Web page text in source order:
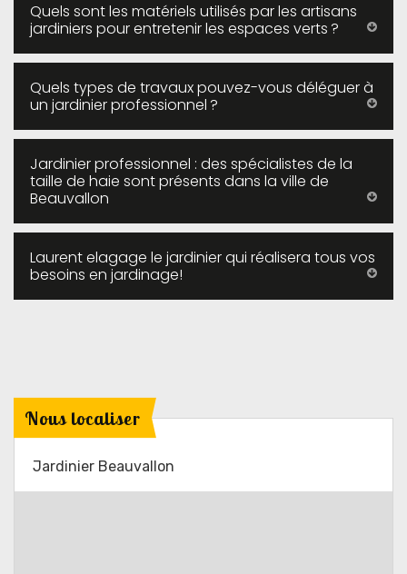
Quels sont les matériels utilisés par les artisans
jardiniers pour entretenir les espaces verts ?
Quels types de travaux pouvez-vous déléguer à
un jardinier professionnel ?
Jardinier professionnel : des spécialistes de la
taille de haie sont présents dans la ville de
Beauvallon
Laurent elagage le jardinier qui réalisera tous vos
besoins en jardinage!
Nous localiser
Jardinier Beauvallon